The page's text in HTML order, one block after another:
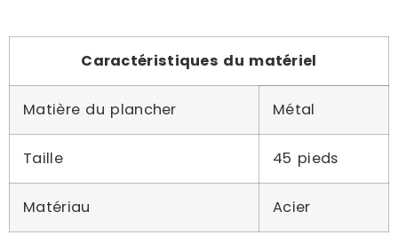
Caractéristiques du matériel
Matière du plancher Métal
Taille 45 pieds
Matériau Acier